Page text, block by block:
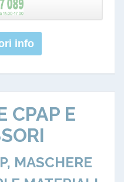
info
CPAP E
MASCHERE